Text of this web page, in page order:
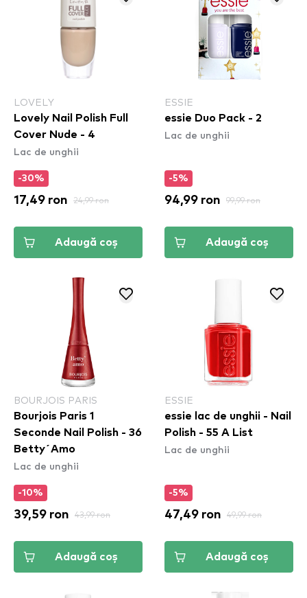
LOVELY
Lovely Nail Polish Full
Cover Nude - 4
Lac de unghii
-30%
17,49 ron 24,99 ron
Adaugă coș
ESSIE
essie Duo Pack - 2
Lac de unghii
-5%
94,99 ron 99,99 ron
Adaugă coș
BOURJOIS PARIS
Bourjois Paris 1
Seconde Nail Polish - 36
Betty´Amo
Lac de unghii
-10%
39,59 ron 43,99 ron
Adaugă coș
ESSIE
essie lac de unghii - Nail
Polish - 55 A List
Lac de unghii
-5%
47,49 ron 49,99 ron
Adaugă coș